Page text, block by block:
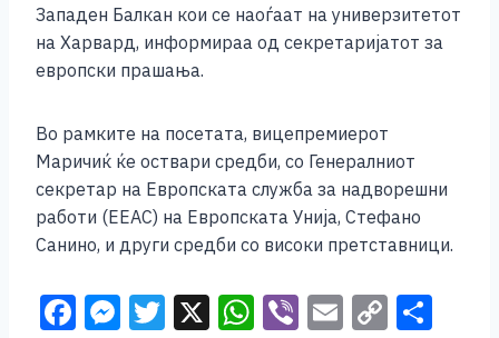
Западен Балкан кои се наоѓаат на универзитетот
на Харвард, информираа од секретаријатот за
европски прашања.
Во рамките на посетата, вицепремиерот
Маричиќ ќе оствари средби, со Генералниот
секретар на Европската служба за надворешни
работи (ЕЕАС) на Европската Унија, Стефано
Санино, и други средби со високи претставници.
F M T X W Vi E C